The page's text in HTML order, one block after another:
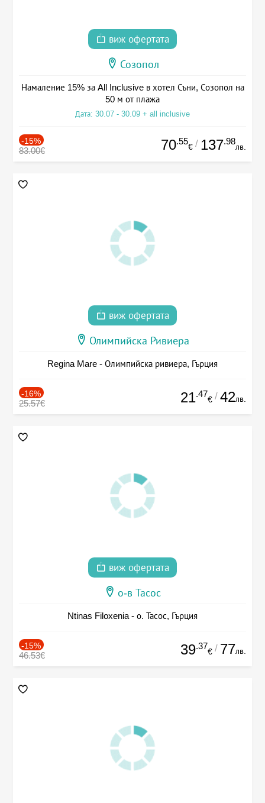
виж офертата
Созопол
Намаление 15% за All Inclusive в хотел Съни, Созопол на
50 м от плажа
Дата: 30.07 - 30.09 + all inclusive
-15%
83.00€ 70.55
€ / 137.98
лв.
виж офертата
Олимпийска Ривиера
Regina Mare - Олимпийска ривиера, Гърция
-16%
25.57€ 21.47
€ / 42лв.
виж офертата
о-в Тасос
Ntinas Filoxenia - о. Тасос, Гърция
-15%
46.53€ 39.37
€ / 77лв.